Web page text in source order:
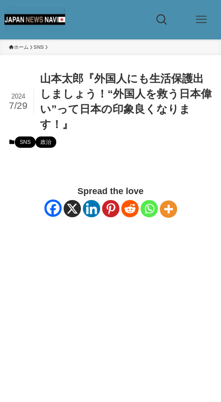
ホーム SNS
山本太郎『外国人にも生活保護出
しましょう！“外国人を救う日本偉
い”って日本の印象良くなりま
す！』
2024
7/29
SNS 政治
Spread the love